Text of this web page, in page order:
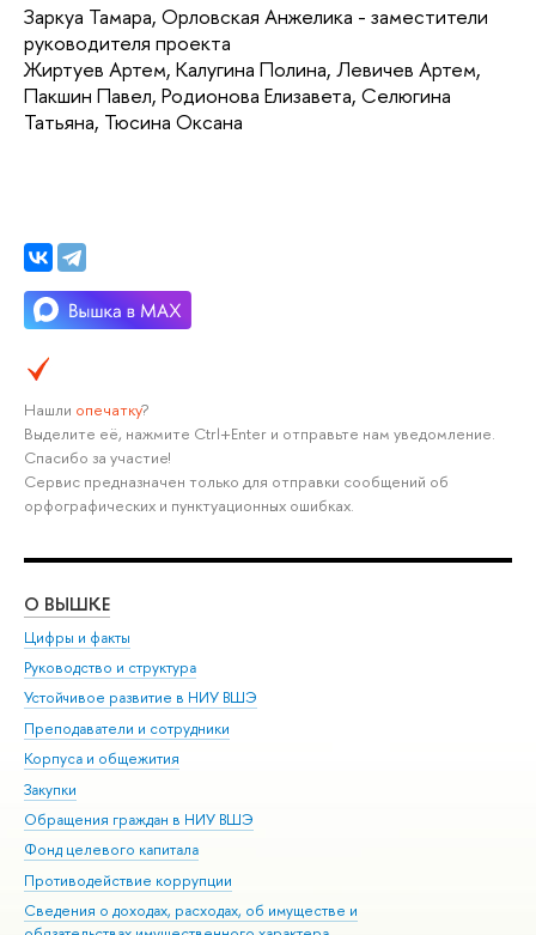
Заркуа Тамара, Орловская Анжелика - заместители
руководителя проекта
Жиртуев Артем, Калугина Полина, Левичев Артем,
Пакшин Павел, Родионова Елизавета, Селюгина
Татьяна, Тюсина Оксана
Нашли опечатку?
Выделите её, нажмите Ctrl+Enter и отправьте нам уведомление.
Спасибо за участие!
Сервис предназначен только для отправки сообщений об
орфографических и пунктуационных ошибках.
О ВЫШКЕ
Цифры и факты
Руководство и структура
Устойчивое развитие в НИУ ВШЭ
Преподаватели и сотрудники
Корпуса и общежития
Закупки
Обращения граждан в НИУ ВШЭ
Фонд целевого капитала
Противодействие коррупции
Сведения о доходах, расходах, об имуществе и